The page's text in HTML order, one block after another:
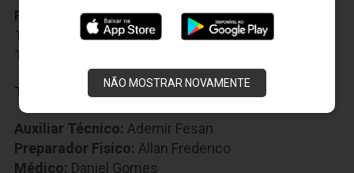
NÃO MOSTRAR NOVAMENTE
Reservas: 12-Diego,13-Marcos Ytalo,14-Carlão
15-Ricardo Conceição,16-Emerson Santos
17-Franklin
Técnico: Lisca
Auxiliar Técnico: Ademir Fesan
Preparador Fisico: Allan Frederico
Médico: Daniel Gomes